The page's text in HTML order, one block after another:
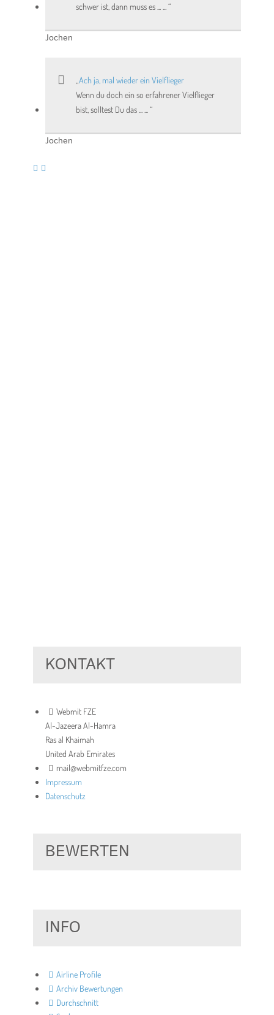
schwer ist, dann muss es ... ...
Jochen
Ach ja, mal wieder ein Vielflieger
Wenn du doch ein so erfahrener Vielflieger
bist, solltest Du das ... ...
Jochen
KONTAKT
Webmit FZE
Al-Jazeera Al-Hamra
Ras al Khaimah
United Arab Emirates
mail@webmitfze.com
Impressum
Datenschutz
BEWERTEN
INFO
Airline Profile
Archiv Bewertungen
Durchschnitt